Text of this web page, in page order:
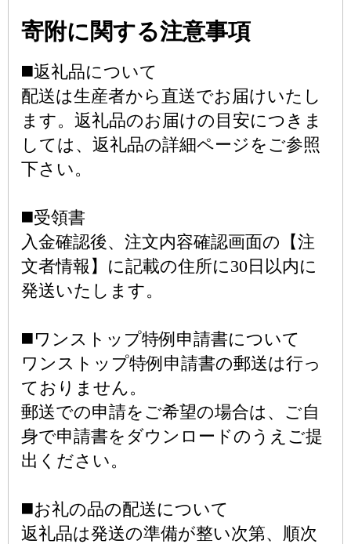
寄附に関する注意事項
◼️返礼品について
配送は生産者から直送でお届けいたし
ます。返礼品のお届けの目安につきま
しては、返礼品の詳細ページをご参照
下さい。
◼️受領書
入金確認後、注文内容確認画面の【注
文者情報】に記載の住所に30日以内に
発送いたします。
◼️ワンストップ特例申請書について
ワンストップ特例申請書の郵送は行っ
ておりません。
郵送での申請をご希望の場合は、ご自
身で申請書をダウンロードのうえご提
出ください。
◼️お礼の品の配送について
返礼品は発送の準備が整い次第、順次